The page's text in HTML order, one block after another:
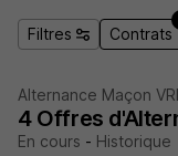
Filtres Contrats
Alternance Maçon
4 Offres
En cours - Historique